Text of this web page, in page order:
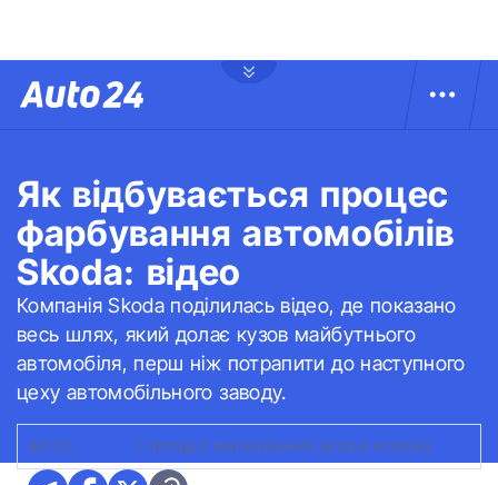
Як відбувається процес
фарбування автомобілів
Skoda: відео
Компанія Skoda поділилась відео, де показано
весь шлях, який долає кузов майбутнього
автомобіля, перш ніж потрапити до наступного
цеху автомобільного заводу.
ФОТО: ПРОЦЕС ФАРБУВАННЯ SKODA KODIAQ